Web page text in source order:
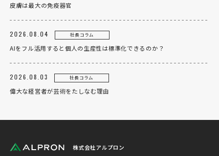
皮膚は最大の免疫器官
2026.08.04 社長コラム
AIをフル活用すると個人の生産性は標準化できるのか？
2026.08.03 社長コラム
偉大な経営者が芸術をたしなむ理由
株式会社アルプロン